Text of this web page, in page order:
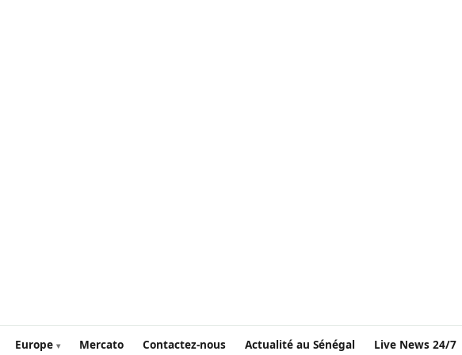
Europe Mercato Contactez-nous Actualité au Sénégal Live News 24/7